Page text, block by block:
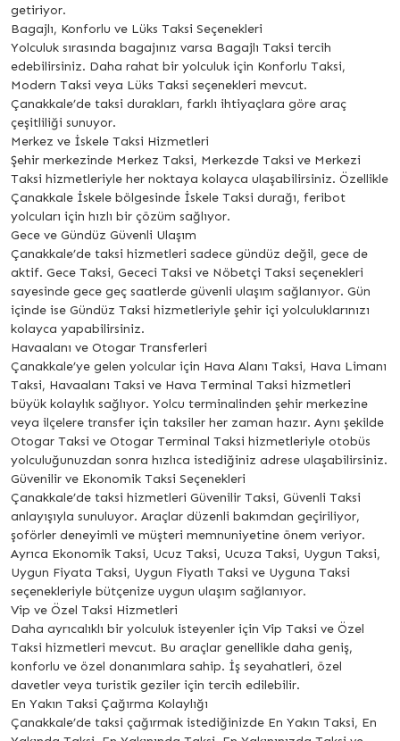
getiriyor.
Bagajlı, Konforlu ve Lüks Taksi Seçenekleri
Yolculuk sırasında bagajınız varsa Bagajlı Taksi tercih
edebilirsiniz. Daha rahat bir yolculuk için Konforlu Taksi,
Modern Taksi veya Lüks Taksi seçenekleri mevcut.
Çanakkale’de taksi durakları, farklı ihtiyaçlara göre araç
çeşitliliği sunuyor.
Merkez ve İskele Taksi Hizmetleri
Şehir merkezinde Merkez Taksi, Merkezde Taksi ve Merkezi
Taksi hizmetleriyle her noktaya kolayca ulaşabilirsiniz. Özellikle
Çanakkale İskele bölgesinde İskele Taksi durağı, feribot
yolcuları için hızlı bir çözüm sağlıyor.
Gece ve Gündüz Güvenli Ulaşım
Çanakkale’de taksi hizmetleri sadece gündüz değil, gece de
aktif. Gece Taksi, Gececi Taksi ve Nöbetçi Taksi seçenekleri
sayesinde gece geç saatlerde güvenli ulaşım sağlanıyor. Gün
içinde ise Gündüz Taksi hizmetleriyle şehir içi yolculuklarınızı
kolayca yapabilirsiniz.
Havaalanı ve Otogar Transferleri
Çanakkale’ye gelen yolcular için Hava Alanı Taksi, Hava Limanı
Taksi, Havaalanı Taksi ve Hava Terminal Taksi hizmetleri
büyük kolaylık sağlıyor. Yolcu terminalinden şehir merkezine
veya ilçelere transfer için taksiler her zaman hazır. Aynı şekilde
Otogar Taksi ve Otogar Terminal Taksi hizmetleriyle otobüs
yolculuğunuzdan sonra hızlıca istediğiniz adrese ulaşabilirsiniz.
Güvenilir ve Ekonomik Taksi Seçenekleri
Çanakkale’de taksi hizmetleri Güvenilir Taksi, Güvenli Taksi
anlayışıyla sunuluyor. Araçlar düzenli bakımdan geçiriliyor,
şoförler deneyimli ve müşteri memnuniyetine önem veriyor.
Ayrıca Ekonomik Taksi, Ucuz Taksi, Ucuza Taksi, Uygun Taksi,
Uygun Fiyata Taksi, Uygun Fiyatlı Taksi ve Uyguna Taksi
seçenekleriyle bütçenize uygun ulaşım sağlanıyor.
Vip ve Özel Taksi Hizmetleri
Daha ayrıcalıklı bir yolculuk isteyenler için Vip Taksi ve Özel
Taksi hizmetleri mevcut. Bu araçlar genellikle daha geniş,
konforlu ve özel donanımlara sahip. İş seyahatleri, özel
davetler veya turistik geziler için tercih edilebilir.
En Yakın Taksi Çağırma Kolaylığı
Çanakkale’de taksi çağırmak istediğinizde En Yakın Taksi, En